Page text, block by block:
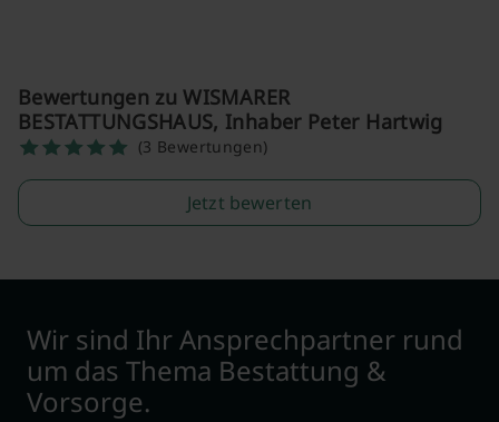
Bewertungen zu WISMARER
BESTATTUNGSHAUS, Inhaber Peter Hartwig
(3 Bewertungen)
Jetzt bewerten
Wir sind Ihr Ansprechpartner rund
um das Thema Bestattung &
Vorsorge.